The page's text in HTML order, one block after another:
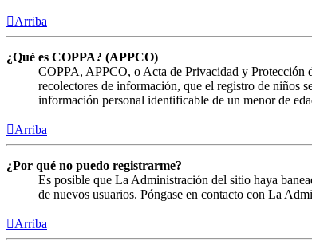
Arriba
¿Qué es COPPA? (APPCO)
COPPA, APPCO, o Acta de Privacidad y Protección
recolectores de información, que el registro de niños
información personal identificable de un menor de
Arriba
¿Por qué no puedo registrarme?
Es posible que La Administración del sitio haya
de nuevos usuarios. Póngase en contacto con La
Arriba